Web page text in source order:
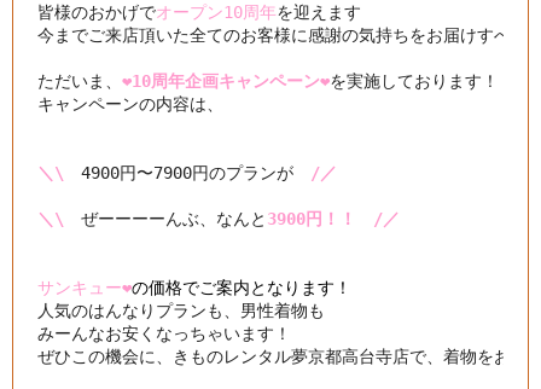
皆様のおかげでオープン10周年を迎えます
今までご来店頂いた全てのお客様に感謝の気持ちをお届けすべく
ただいま、 ❤️10周年企画キャンペーン❤️を実施しております！
キャンペーンの内容は、
＼\ 4900円〜7900円のプランが /／
＼\ ぜーーーーんぶ、なんと 3900円！！　/／
サンキュー❤️の価格でご案内となります！
人気のはんなりプランも、男性着物も
みーんなお安くなっちゃいます！
ぜひこの機会に、きものレンタル夢京都高台寺店で、着物をお楽